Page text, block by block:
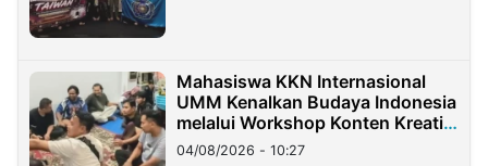
Mahasiswa KKN Internasional
UMM Kenalkan Budaya Indonesia
melalui Workshop Konten Kreatif
di Taiwan
04/08/2026 - 10:27